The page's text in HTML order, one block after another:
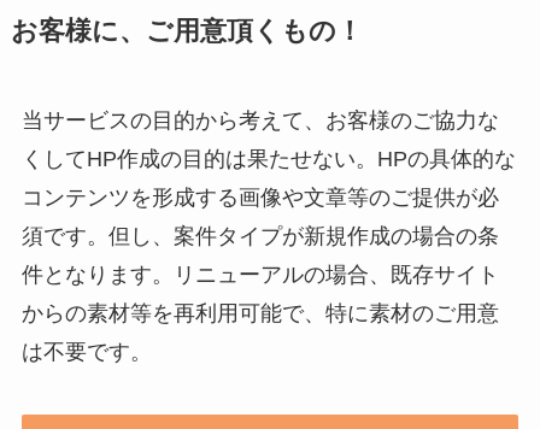
お客様に、ご用意頂くもの！
当サービスの目的から考えて、お客様のご協力な
くしてHP作成の目的は果たせない。HPの具体的な
コンテンツを形成する画像や文章等のご提供が必
須です。但し、案件タイプが新規作成の場合の条
件となります。リニューアルの場合、既存サイト
からの素材等を再利用可能で、特に素材のご用意
は不要です。